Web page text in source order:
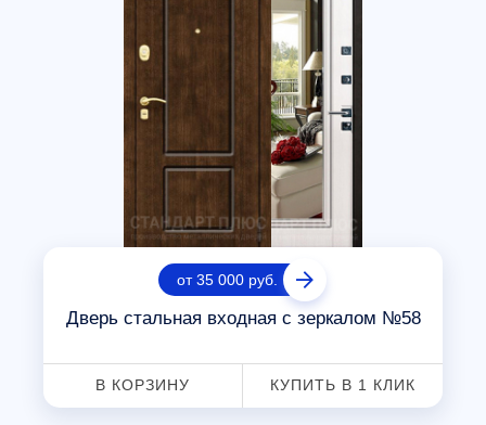
от 35 000 руб.
Дверь стальная входная с зеркалом №58
В КОРЗИНУ КУПИТЬ В 1 КЛИК